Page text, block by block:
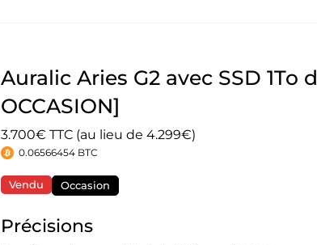
Auralic Aries G2 avec SSD 1To
OCCASION]
3.700€ TTC (au lieu de 4.299€)
0.06566454 BTC
Vendu Occasion
Précisions